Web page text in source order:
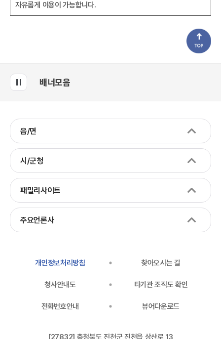
자유롭게 이용이 가능합니다.
배너모음
읍/면
시/군청
패밀리사이트
주요언론사
개인정보처리방침 찾아오시는 길
청사안내도 타기관 조직도 확인
전화번호안내 뷰어다운로드
[27832] 충청북도 진천군 진천읍 상산로 13